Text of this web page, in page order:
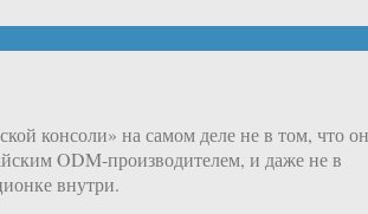
консоли» на самом деле не в том, что
ODM-производителем, и даже не в
внутри.